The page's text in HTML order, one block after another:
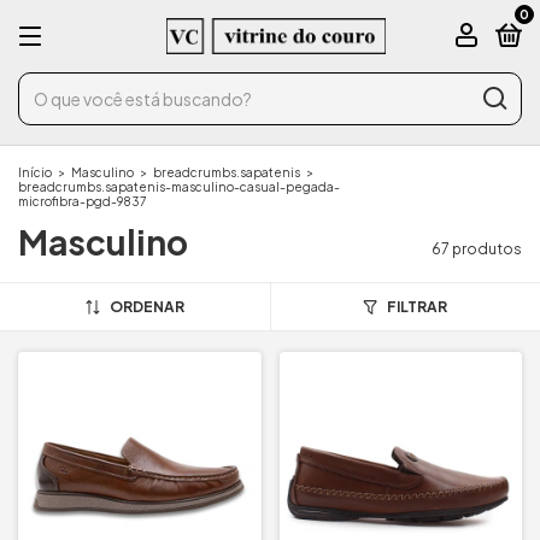
0
Início > Masculino > breadcrumbs.sapatenis >
breadcrumbs.sapatenis-masculino-casual-pegada-
microfibra-pgd-9837
Masculino 67 produtos
ORDENAR FILTRAR